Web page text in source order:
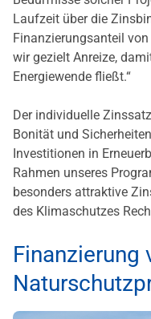
Laufzeit über die
Finanzierungsanteil
wir gezielt Anreize,
Energiewende fließt.“
Der individuelle
Bonität und
Investitionen in
Rahmen unseres
besonders attraktive
des Klimaschutzes
Finanzierung